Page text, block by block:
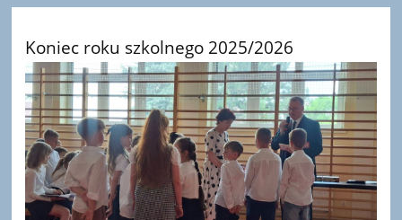
Koniec roku szkolnego 2025/2026